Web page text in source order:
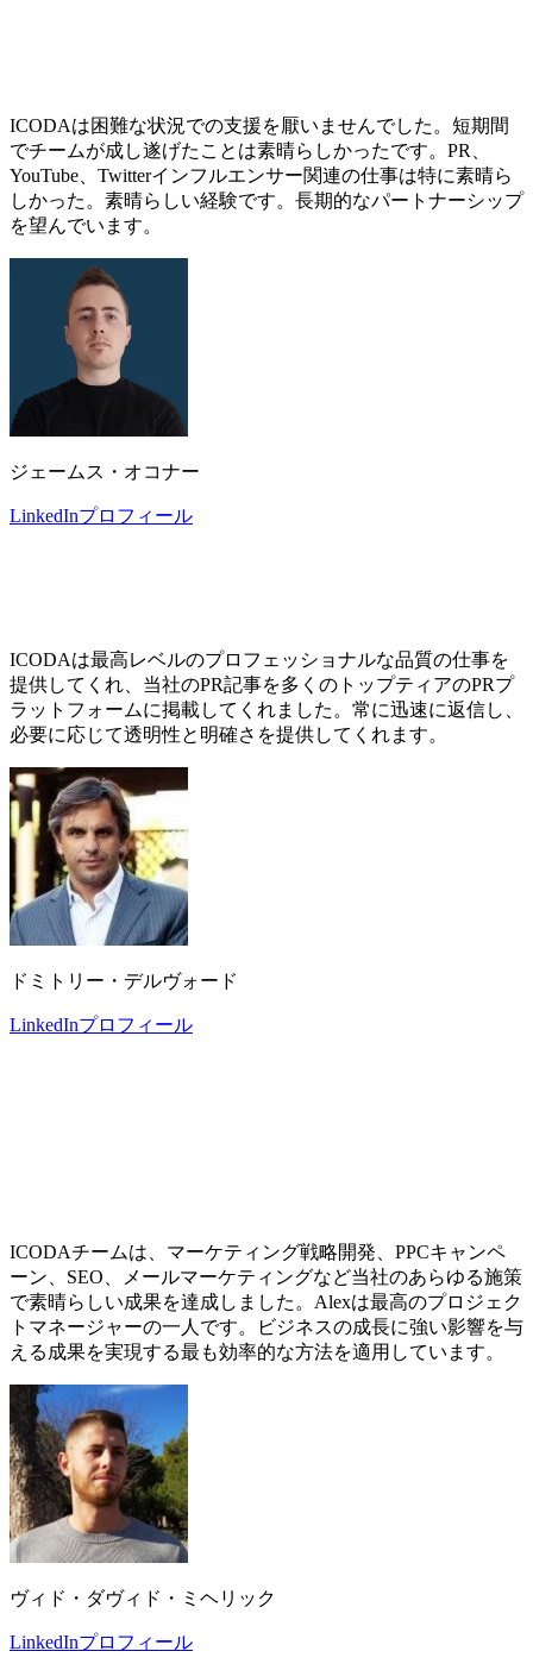
ICODAは困難な状況での支援を厭いませんでした。短期間
でチームが成し遂げたことは素晴らしかったです。PR、
YouTube、Twitterインフルエンサー関連の仕事は特に素晴ら
しかった。素晴らしい経験です。長期的なパートナーシップ
を望んでいます。
ジェームス・オコナー
LinkedInプロフィール
ICODAは最高レベルのプロフェッショナルな品質の仕事を
提供してくれ、当社のPR記事を多くのトップティアのPRプ
ラットフォームに掲載してくれました。常に迅速に返信し、
必要に応じて透明性と明確さを提供してくれます。
ドミトリー・デルヴォード
LinkedInプロフィール
ICODAチームは、マーケティング戦略開発、PPCキャンペ
ーン、SEO、メールマーケティングなど当社のあらゆる施策
で素晴らしい成果を達成しました。Alexは最高のプロジェク
トマネージャーの一人です。ビジネスの成長に強い影響を与
える成果を実現する最も効率的な方法を適用しています。
ヴィド・ダヴィド・ミヘリック
LinkedInプロフィール